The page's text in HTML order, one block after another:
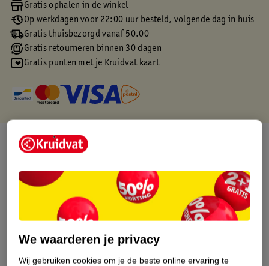
Gratis ophalen in de winkel
Op werkdagen voor 22:00 uur besteld, volgende dag in huis
Gratis thuisbezorgd vanaf 50.00
Gratis retourneren binnen 30 dagen
Gratis punten met je Kruidvat kaart
Over dit product
Productinformatie
Etiketinformatie
Nature Impact Score
Dit product heeft (nog) geen Nature
We waarderen je privacy
Wij gebruiken cookies om je de beste online ervaring te